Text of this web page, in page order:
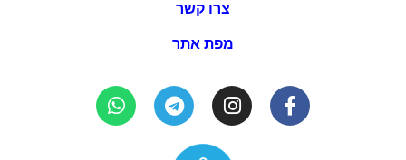
צרו קשר
מפת אתר